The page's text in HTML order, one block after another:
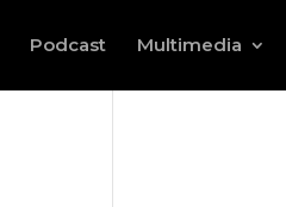
Podcast Multimedia